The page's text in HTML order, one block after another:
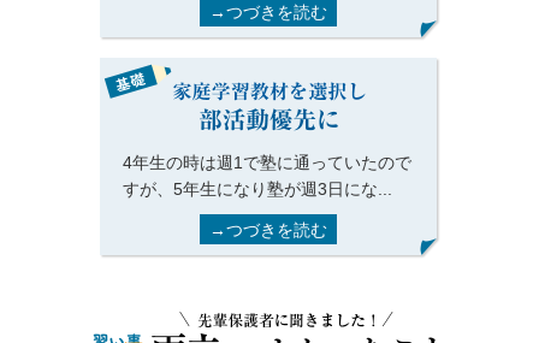
→つづきを読む
4年生の時は週1で塾に通っていたので
すが、5年生になり塾が週3日にな...
→つづきを読む